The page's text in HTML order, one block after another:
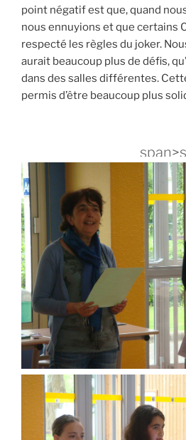
point négatif est que, quand
nous ennuyions et que certains
respecté les règles du joker.
aurait beaucoup plus de défis,
dans des salles différentes.
permis d’être beaucoup plus